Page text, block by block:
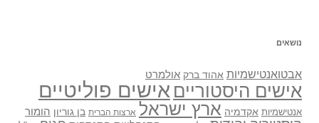
נושאים
אבטואנטישמיות אהוד ברק אולמרט
אישים היסטוריים אישים פוליטיים
אנטישמיות אקדמיה ארץ ישראל ארצות הברית בן גוריון הומור